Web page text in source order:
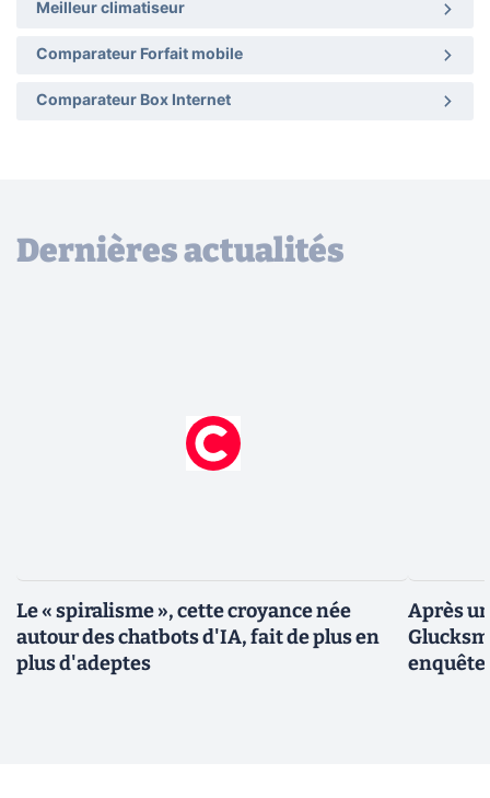
Meilleur climatiseur
Comparateur Forfait mobile
Comparateur Box Internet
Dernières actualités
Le « spiralisme », cette croyance née
autour des chatbots d'IA, fait de plus en
plus d'adeptes
Après
enquête